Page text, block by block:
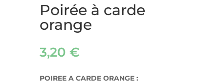
Poirée à carde
orange
3,20 €
POIREE A CARDE ORANGE :